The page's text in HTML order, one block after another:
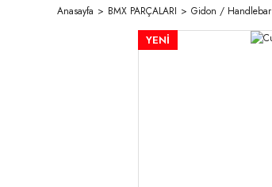
Anasayfa BMX PARÇALARI Gidon / Handlebar
YENİ